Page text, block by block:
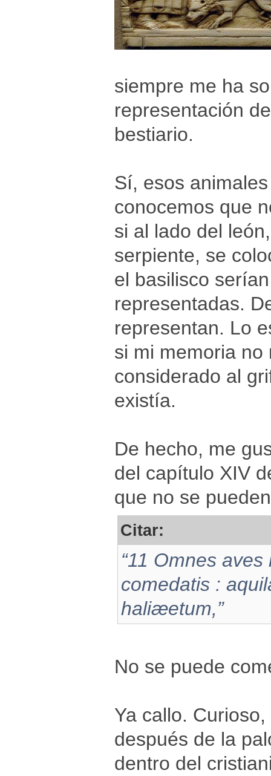
siempre me ha
representación
bestiario.
Sí, esos
conocemos que
si al lado del
serpiente, se
el basilisco
representadas.
representan. Lo
si mi memoria
considerado al
existía.
De hecho, me
del capítulo XIV
que no se
Citar:
“11 Omnes
comedatis :
haliæetum,”
No se puede
Ya callo.
después de la
dentro del